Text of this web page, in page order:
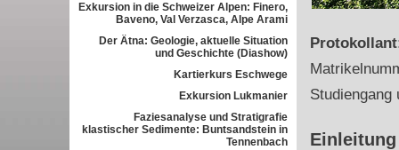
Exkursion in die Schweizer Alpen: Finero,
Baveno, Val Verzasca, Alpe Arami
Der Ätna: Geologie, aktuelle Situation
und Geschichte (Diashow)
Kartierkurs Eschwege
Exkursion Lukmanier
Faziesanalyse und Stratigrafie
klastischer Sedimente: Buntsandstein in
Tennenbach
Einleitung